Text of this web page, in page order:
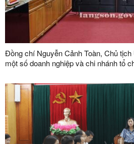
Đồng chí Nguyễn Cảnh Toàn, Chủ
một số doanh nghiệp và chi nhánh tổ